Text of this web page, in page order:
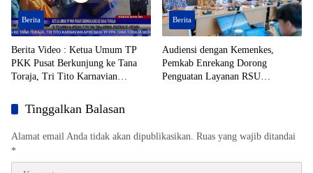
Berita
Berita Video : Ketua Umum TP
PKK Pusat Berkunjung ke Tana
Toraja, Tri Tito Karnavian
Berhasil Registrasi 50% Posyandu
Berita
Audiensi dengan Kemenkes,
Pemkab Enrekang Dorong
Penguatan Layanan RSU
Tinggalkan Balasan
Alamat email Anda tidak akan dipublikasikan. Ruas yang wajib ditandai
*